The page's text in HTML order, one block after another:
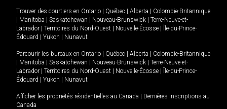
Trouver des courtiers en Ontario Québec Alberta
Colombie-Britannique
Manitoba Saskatchewan Nouveau-Brunswick
Terre-Neuve-et-
Labrador
Territoires du Nord-Ouest Nouvelle-Écosse
Île-du-Prince-
Édouard
Yukon Nunavut
Parcourir les bureaux en Ontario Québec Alberta
Colombie-Britannique
Manitoba Saskatchewan Nouveau-Brunswick
Terre-Neuve-et-
Labrador
Territoires du Nord-Ouest Nouvelle-Écosse
Île-du-Prince-
Édouard
Yukon Nunavut
Afficher les propriétés résidentielles au Canada
Dernières inscriptions au
Canada